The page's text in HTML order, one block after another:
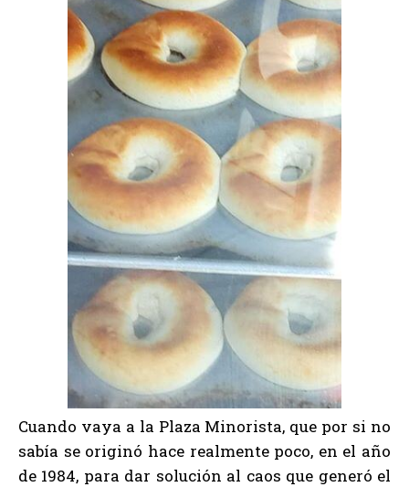
Cuando vaya a la Plaza Minorista, que por si no
sabía se originó hace realmente poco, en el año
de 1984, para dar solución al caos que generó el